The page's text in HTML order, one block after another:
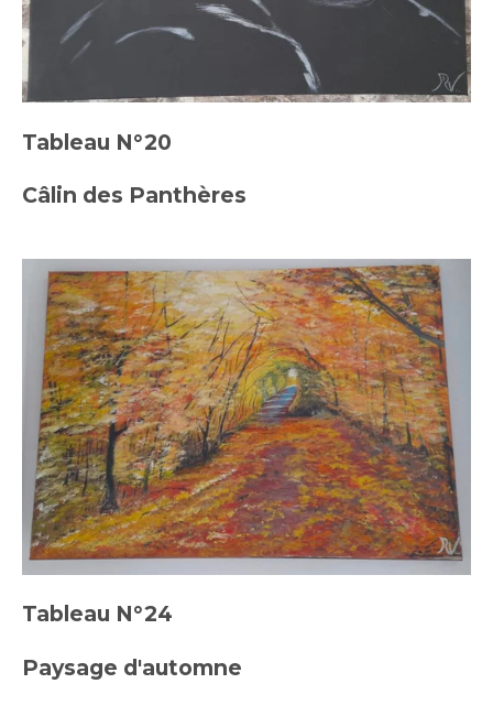
Tableau N°20
Câlin des Panthères
Tableau N°24
Paysage d'automne